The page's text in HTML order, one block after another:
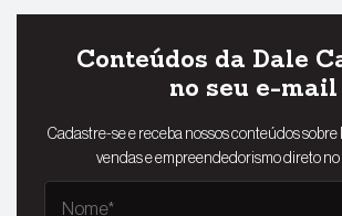
Conteúdos da Dale
no seu e-mail
Cadastre-se e receba nossos conteúdos sobre
vendas e empreendedorismo direto no